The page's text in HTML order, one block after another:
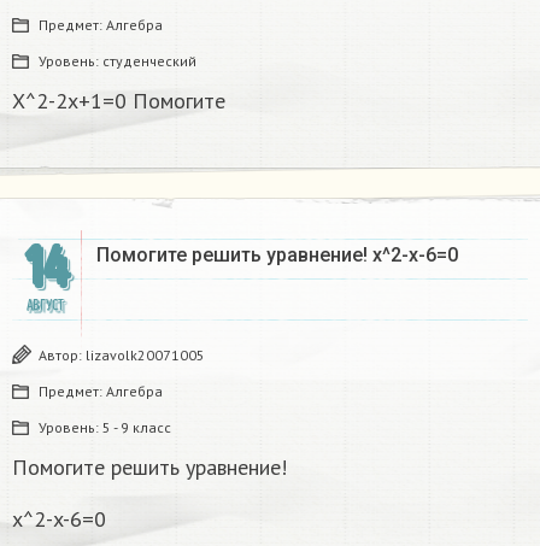
Предмет: Алгебра
Уровень: студенческий
X^2-2x+1=0 Помогите
14
АВГУСТ
Помогите решить уравнение! x^2-x-6=0
Автор: lizavolk20071005
Предмет: Алгебра
Уровень: 5 - 9 класс
Помогите решить уравнение!
x^2-x-6=0